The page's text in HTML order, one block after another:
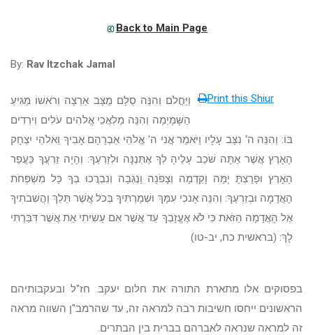
Back to Main Page
By: Rav Itzchak Jamal
Print this Shiur
וַיַּחֲלֹם וְהִנֵּה סֻלָּם מֻצָּב אַרְצָה וְרֹאשׁוֹ מַגִּיעַ
הַשָּׁמָיְמָה וְהִנֵּה מַלְאֲכֵי אֱלֹהִים עֹלִים וְיֹרְדִים
בּוֹ: וְהִנֵּה ה' נִצָּב עָלָיו וַיֹּאמַר אֲנִי ה' אֱלֹהֵי אַבְרָהָם אָבִיךָ וֵאלֹהֵי יִצְחָק
הָאָרֶץ אֲשֶׁר אַתָּה שֹׁכֵב עָלֶיהָ לְךָ אֶתְּנֶנָּה וּלְזַרְעֶךָ: וְהָיָה זַרְעֲךָ כַּעֲפַר
הָאָרֶץ וּפָרַצְתָּ יָמָּה וָקֵדְמָה וְצָפֹנָה וָנֶגְבָּה וְנִבְרֲכוּ בְךָ כָּל מִשְׁפְּחֹת
הָאֲדָמָה וּבְזַרְעֶךָ: וְהִנֵּה אָנֹכִי עִמָּךְ וּשְׁמַרְתִּיךָ בְּכֹל אֲשֶׁר תֵּלֵךְ וַהֲשִׁבֹתִיךָ
אֶל הָאֲדָמָה הַזֹּאת כִּי לֹא אֶעֱזָבְךָ עַד אֲשֶׁר אִם עָשִׂיתִי אֵת אֲשֶׁר דִּבַּרְתִּי
לָךְ: (בראשית כח, יב-טו)
בפסוקים אלו מתארת התורה את חלום יעקב. חז"ל ובעקבותיהם
הראשונים ייחסו חשיבות רבה למראה זה, עד שהרמב"ן השווה מראה
זה למראה שנראה לאברהם בברית בין הבתרים.